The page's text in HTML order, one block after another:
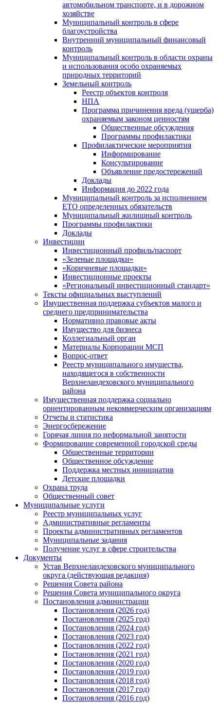
автомобильном транспорте, и в дорожном
хозяйстве
Муниципальный контроль в сфере
благоустройства
Внутренний муниципальный финансовый
контроль
Муниципальный контроль в области охраны
и использования особо охраняемых
природных территорий
Земельный контроль
Реестр объектов контроля
НПА
Программа причинения вреда (ущерба)
охраняемым законом ценностям
Общественные обсуждения
Программы профилактики
Профилактические мероприятия
Информирование
Консультирование
Объявление предостережений
Доклады
Информация до 2022 года
Муниципальный контроль за исполнением
ЕТО определенных обязательств
Муниципальный жилищный контроль
Программы профилактики
Доклады
Инвестиции
Инвестиционный профиль/паспорт
«Зеленые площадки»
«Коричневые площадки»
Инвестиционные проекты
«Региональный инвестиционный стандарт»
Тексты официальных выступлений
Имущественная поддержка субъектов малого и
среднего предпринимательства
Нормативно правовые акты
Имущество для бизнеса
Коллегиальный орган
Материалы Корпорации МСП
Вопрос-ответ
Реестр муниципального имущества,
находящегося в собственности
Верхнеландеховского муниципального
района
Имущественная поддержка социально
ориентированным некоммерческим организациям
Отчеты и статистика
Энергосбережение
Горячая линия по неформальной занятости
Формирование современной городской среды
Общественные территории
Общественное обсуждение
Поддержка местных иннициатив
Детские площадки
Охрана труда
Общественный совет
Муниципальные услуги
Реестр муниципальных услуг
Административные регламенты
Проекты административных регламентов
Муниципальные задания
Получение услуг в сфере строительства
Документы
Устав Верхнеландеховского муниципального
округа (действующая редакция)
Решения Совета района
Решения Совета муниципального округа
Постановления администрации
Постановления (2026 год)
Постановления (2025 год)
Постановления (2024 год)
Постановления (2023 год)
Постановления (2022 год)
Постановления (2021 год)
Постановления (2020 год)
Постановления (2019 год)
Постановления (2018 год)
Постановления (2017 год)
Постановления (2016 год)